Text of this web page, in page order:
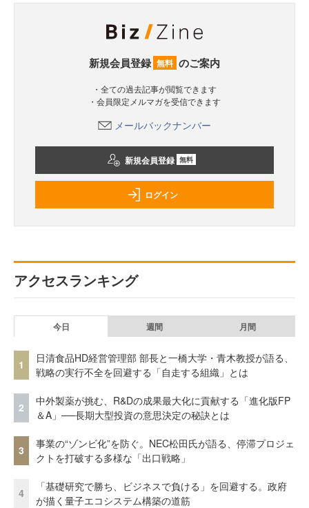
新規会員登録 無料 のご案内
・全ての過去記事が閲覧できます
・会員限定メルマガを受信できます
メールバックナンバー
新規会員登録 無料
ログイン
アクセスランキング
今日 週間 月間
1
日清食品HD経営管理部 部長と一橋大学・青木教授が語る、
戦略の実行不全を回避する「自走する組織」とは
2
中外製薬が挑む、R&Dの成果最大化に貢献する「進化版FP
＆A」──長期大型投資の意思決定の秘訣とは
3
事業の“ゾンビ化”を防ぐ。NEC松田氏が語る、停滞プロジェ
クトを打破する多様な「出口戦略」
4
「基礎研究で勝ち、ビジネスで負ける」を回避する。政府
が描く量子エコシステム構築の道筋